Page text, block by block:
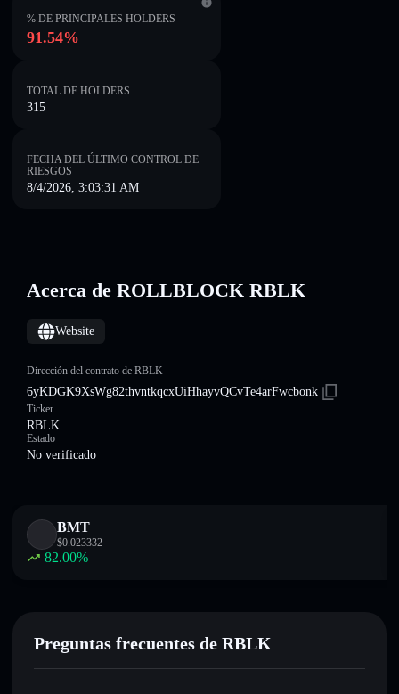
% DE PRINCIPALES HOLDERS
91.54%
TOTAL DE HOLDERS
315
FECHA DEL ÚLTIMO CONTROL DE
RIESGOS
8/4/2026, 3:03:31 AM
Acerca de ROLLBLOCK RBLK
Website
Dirección del contrato de RBLK
6yKDGK9XsWg82thvntkqcxUiHhayvQCvTe4arFwcbonk
Ticker
RBLK
Estado
No verificado
BMT
$0.023332
82.00%
Preguntas frecuentes de RBLK